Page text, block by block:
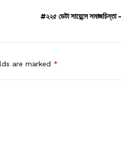
#২২৫ ডেটা সায়েন্সে
are marked *